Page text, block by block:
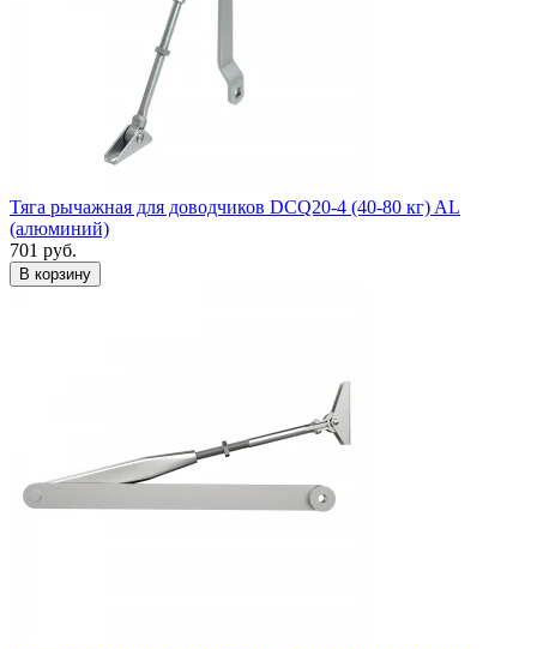
Тяга рычажная для доводчиков DCQ20-4 (40-80 кг) AL
(алюминий)
701 руб.